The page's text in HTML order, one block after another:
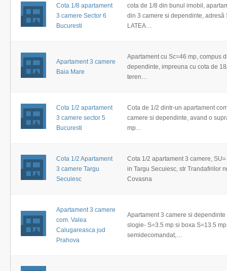
Cota 1/8 apartament
3 camere Sector 6
Bucuresti
cota de 1/8 din bunul imobil,
din 3 camere si dependinte, adresă
LATEA…
Apartament 3 camere
Baia Mare
Apartament cu Sc=46 mp, compus
dependinte, impreuna cu cota de
teren…
Cota 1/2 apartament
3 camere sector 5
Bucuresti
Cota de 1/2 dintr-un apartament
camere si dependinte, avand o
mp…
Cota 1/2 Apartament
3 camere Targu
Secuiesc
Cota 1/2 apartament 3 camere,
in Targu Secuiesc, str Trandafirilor
Covasna
Apartament 3 camere
com. Valea
Calugareasca jud
Prahova
Apartament 3 camere si dependinte
slogie- S=3.5 mp si boxa S=13.5
semidecomandat,…